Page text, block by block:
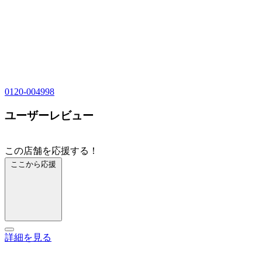
0120-004998
ユーザーレビュー
この店舗を応援する！
ここから応援
詳細を見る